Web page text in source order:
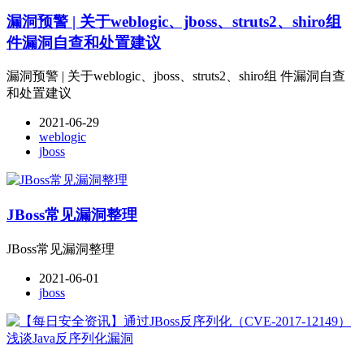
漏洞预警 | 关于weblogic、jboss、struts2、shiro组
件漏洞自查和处置建议
漏洞预警 | 关于weblogic、jboss、struts2、shiro组 件漏洞自查
和处置建议
2021-06-29
weblogic
jboss
JBoss常见漏洞整理
JBoss常见漏洞整理
2021-06-01
jboss